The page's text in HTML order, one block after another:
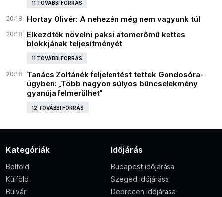
11 TOVÁBBI FORRÁS
20:18 Hortay Olivér: A nehezén még nem vagyunk túl
20:18
Elkezdték növelni paksi atomerőmű kettes
blokkjának teljesítményét
11 TOVÁBBI FORRÁS
20:18
Tanács Zoltánék feljelentést tettek Gondosóra-
ügyben: „Több nagyon súlyos bűncselekmény
gyanúja felmerülhet”
12 TOVÁBBI FORRÁS
Kategóriák
Belföld
Külföld
Bulvár
Időjárás
Budapest időjárása
Szeged időjárása
Debrecen időjárása